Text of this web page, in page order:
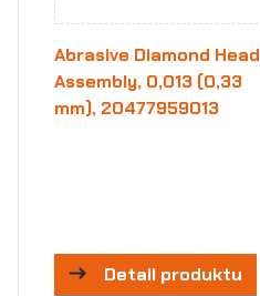
Abrasive Diamond Head
Assembly, 0,013 (0,33
mm), 20477959013
Detail produktu